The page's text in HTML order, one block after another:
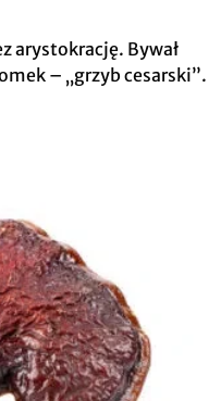
arystokrację. Bywał
– „grzyb cesarski”.